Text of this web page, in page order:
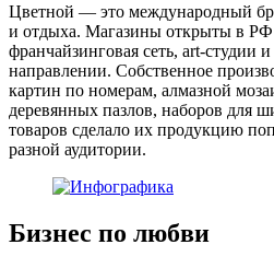
Цветной — это международный
и отдыха. Магазины открыты в
франчайзинговая сеть, art-студии
направлении. Собственное
картин по номерам, алмазной
деревянных пазлов, наборов для
товаров сделало их продукцию
разной аудитории.
Бизнес по любви